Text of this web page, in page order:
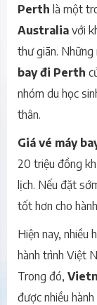
Perth là một
Australia với
thư giãn. Những
bay đi Perth
nhóm du học
thân.
Giá vé máy
20 triệu đồng
lịch. Nếu đặt
tốt hơn cho
Hiện nay, nhiều
hành trình Việt
Trong đó,
được nhiều